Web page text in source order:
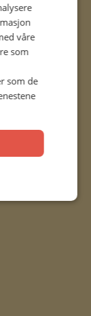
våre
som
som de